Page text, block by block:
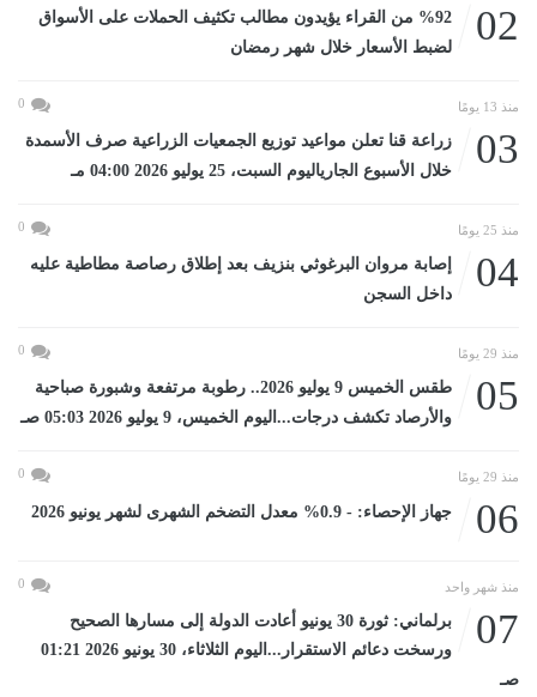
02
%92 من القراء يؤيدون مطالب تكثيف الحملات على الأسواق
لضبط الأسعار خلال شهر رمضان
منذ 13 يومًا 0
03
زراعة قنا تعلن مواعيد توزيع الجمعيات الزراعية صرف الأسمدة
خلال الأسبوع الجارياليوم السبت، 25 يوليو 2026 04:00 مـ
منذ 25 يومًا 0
04
إصابة مروان البرغوثي بنزيف بعد إطلاق رصاصة مطاطية عليه
داخل السجن
منذ 29 يومًا 0
05
طقس الخميس 9 يوليو 2026.. رطوبة مرتفعة وشبورة صباحية
والأرصاد تكشف درجات...اليوم الخميس، 9 يوليو 2026 05:03 صـ
منذ 29 يومًا 0
06 جهاز الإحصاء: - 0.9% معدل التضخم الشهرى لشهر يونيو 2026
منذ شهر واحد 0
07
برلماني: ثورة 30 يونيو أعادت الدولة إلى مسارها الصحيح
ورسخت دعائم الاستقرار...اليوم الثلاثاء، 30 يونيو 2026 01:21
صـ